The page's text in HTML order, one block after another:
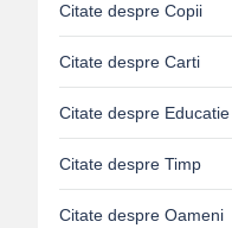
Citate despre Copii
Citate despre Carti
Citate despre Educatie
Citate despre Timp
Citate despre Oameni